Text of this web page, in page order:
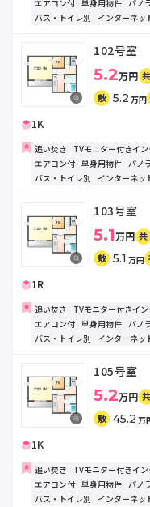
エアコン付 単身用物件 パノ
バス・トイレ別
インターネッ
102号室
5.2万円 共
敷 5.2 万円
1K
追い焚き TVモニター付きイ
エアコン付 単身用物件 パノ
バス・トイレ別
インターネッ
103号室
5.1万円 共
敷 5.1 万円
1R
追い焚き TVモニター付きイ
エアコン付 単身用物件 パノ
バス・トイレ別
インターネッ
105号室
5.2万円 共
敷 45.2 万
1K
追い焚き TVモニター付きイ
エアコン付 単身用物件 パノ
バス・トイレ別
インターネッ